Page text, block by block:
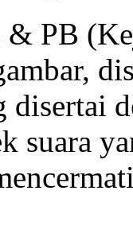
PB
disertai
suara